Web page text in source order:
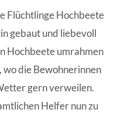
Flüchtlinge Hochbeete
gebaut und liebevoll
Hochbeete umrahmen
wo die Bewohnerinnen
gern verweilen.
Helfer nun zu